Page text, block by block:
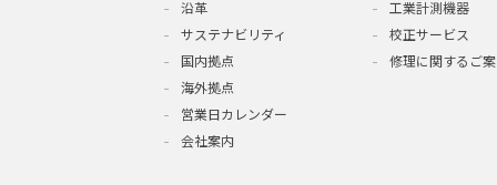
沿革
サステナビリティ
国内拠点
海外拠点
営業日カレンダー
会社案内
工業計測機器
校正サービス
修理に関するご